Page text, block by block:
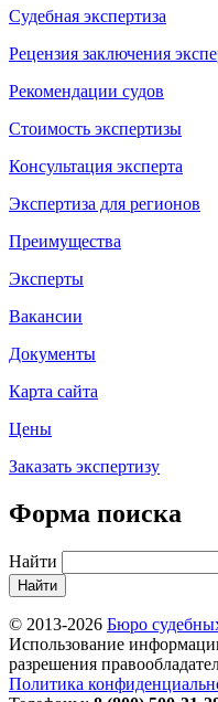
Судебная экспертиза
Рецензия заключения
Рекомендации судов
Стоимость экспертизы
Консультация эксперта
Экспертиза для регионов
Преимущества
Эксперты
Вакансии
Документы
Карта сайта
Цены
Заказать экспертизу
Форма поиска
Найти
© 2013-2026 Бюро
Использование
разрешения
Политика